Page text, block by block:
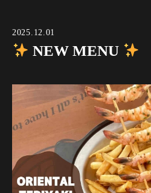
2025.12.01
NEW MENU